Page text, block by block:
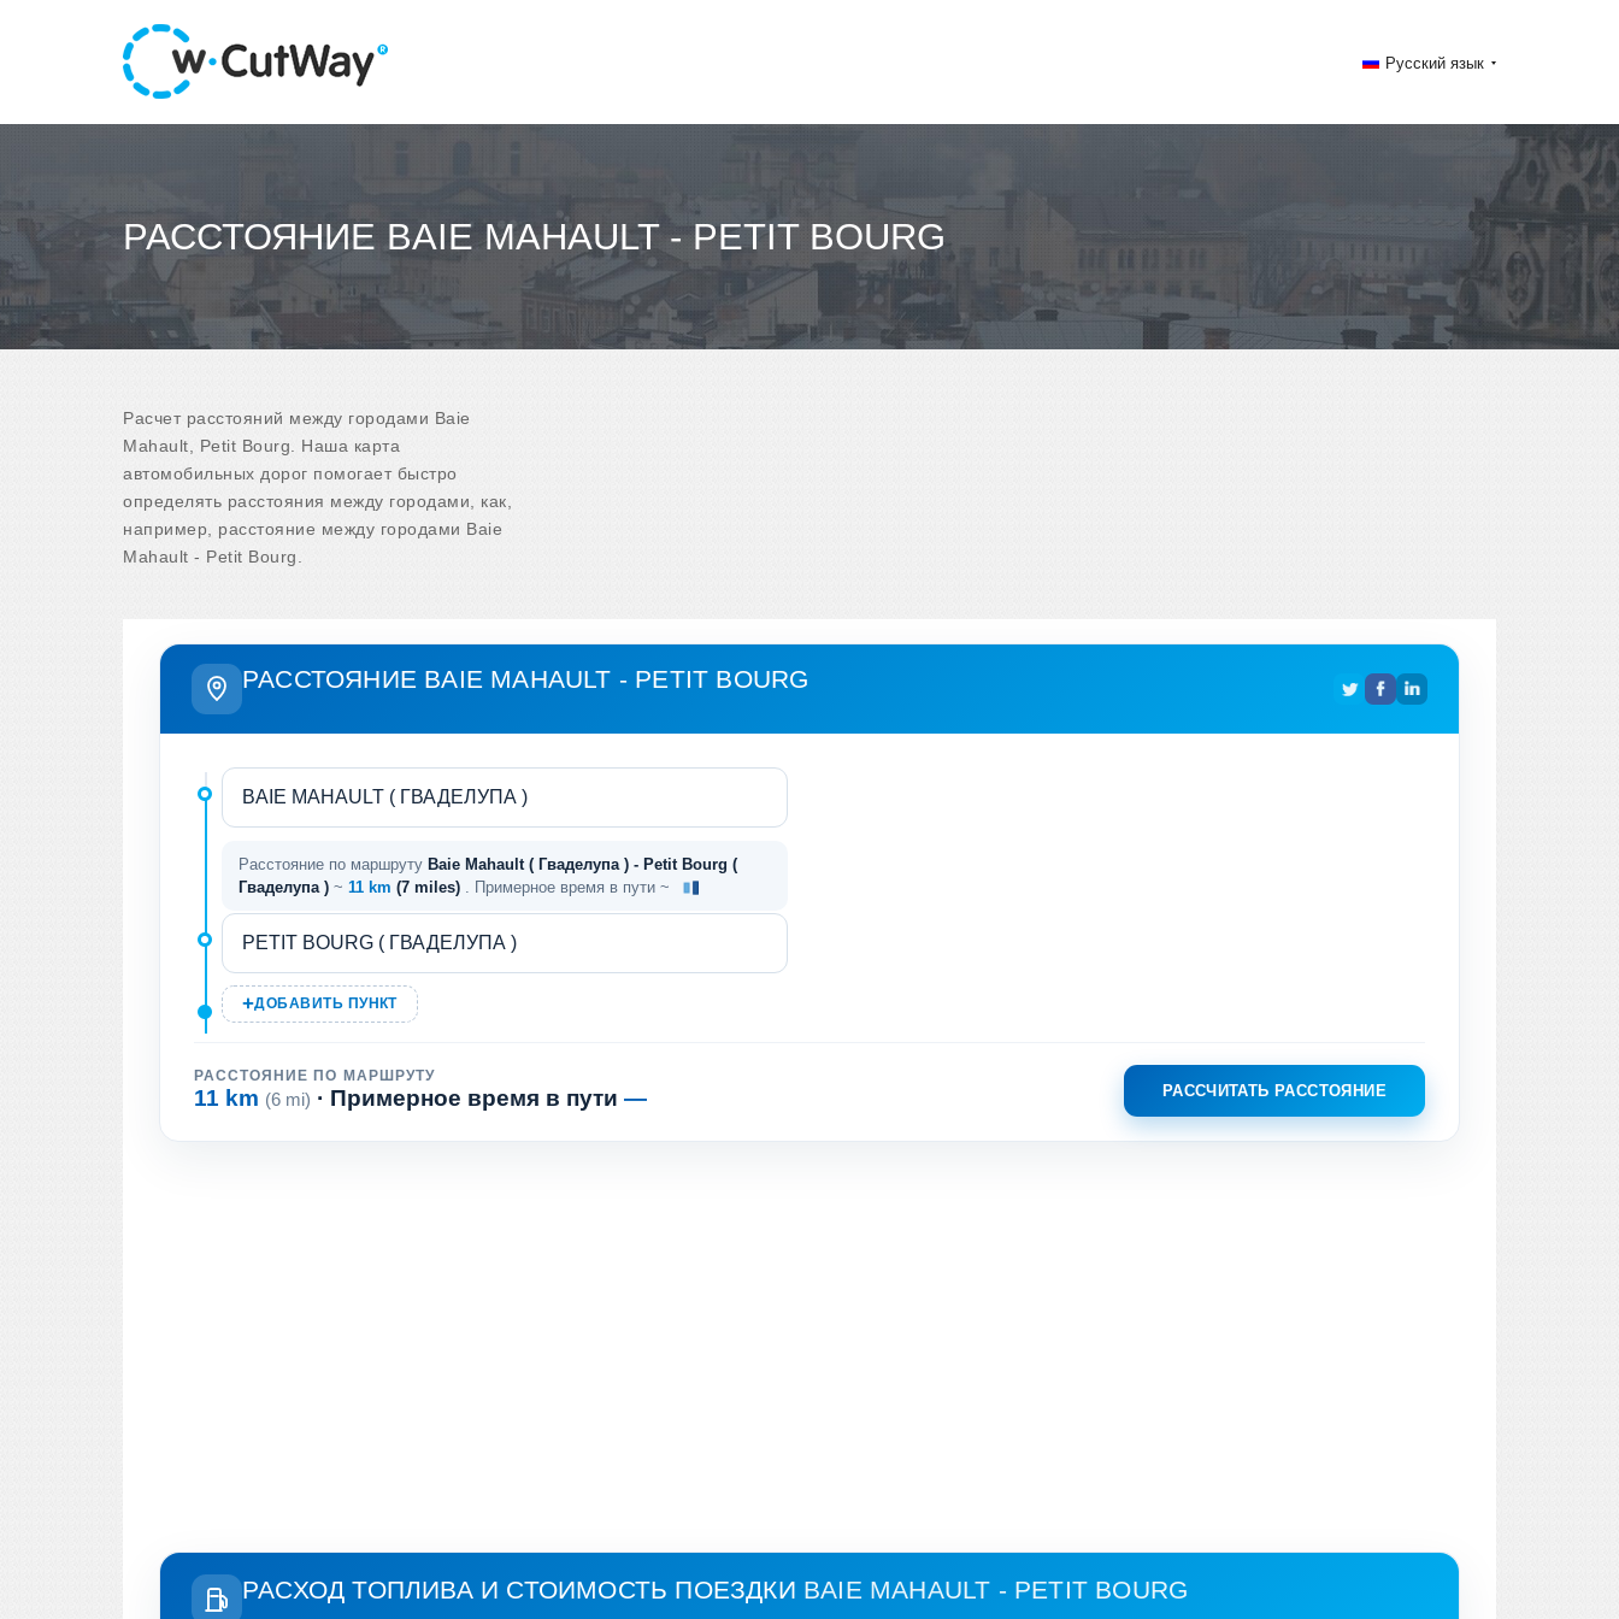
Русский язык
РАССТОЯНИЕ BAIE MAHAULT - PETIT BOURG
Расчет расстояний между городами Baie
Mahault, Petit Bourg. Наша карта
автомобильных дорог помогает быстро
определять расстояния между городами, как,
например, расстояние между городами Baie
Mahault - Petit Bourg.
РАССТОЯНИЕ BAIE MAHAULT - PETIT BOURG
Расстояние по маршруту Baie Mahault ( Гваделупа ) - Petit Bourg (
Гваделупа ) ~ 11 km (7 miles) . Примерное время в пути ~
ДОБАВИТЬ ПУНКТ
РАССТОЯНИЕ ПО МАРШРУТУ
11 km (6 mi) · Примерное время в пути — РАССЧИТАТЬ РАССТОЯНИЕ
РАСХОД ТОПЛИВА И СТОИМОСТЬ ПОЕЗДКИ BAIE MAHAULT - PETIT BOURG